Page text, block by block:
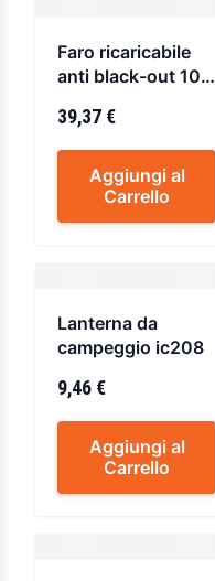
Faro ricaricabile
anti black-out 10w
39,37 €
Aggiungi al
Carrello
Lanterna da
campeggio ic208
9,46 €
Aggiungi al
Carrello